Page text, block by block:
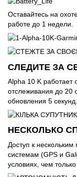
Оставайтесь на
работе до 1 недели.
СЛЕДИТЕ ЗА
Alpha 10 K работает
отслеживания до 20
обновления 5 секунд.
НЕСКОЛЬКО
Доступ к
системам (GPS и
условиях, чем